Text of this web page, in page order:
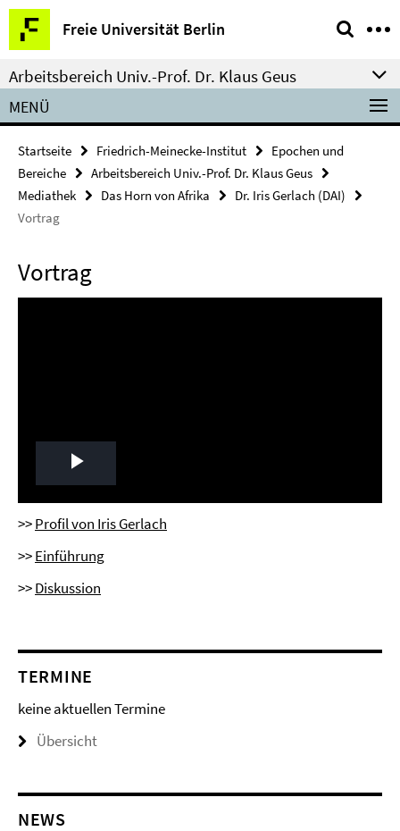
Springe
direkt
zu
Inhalt
Freie Universität Berlin
Service-
Navigation
Arbeitsbereich Univ.-Prof. Dr. Klaus Geus
MENÜ
Startseite Friedrich-Meinecke-Institut
Epochen und
Bereiche
Arbeitsbereich Univ.-Prof. Dr. Klaus Geus
Mediathek
Das Horn von Afrika
Dr. Iris Gerlach (DAI)
Vortrag
Vortrag
Play
Video
>>Profil von Iris Gerlach
>>Einführung
>>Diskussion
TERMINE
keine aktuellen Termine
Übersicht
NEWS